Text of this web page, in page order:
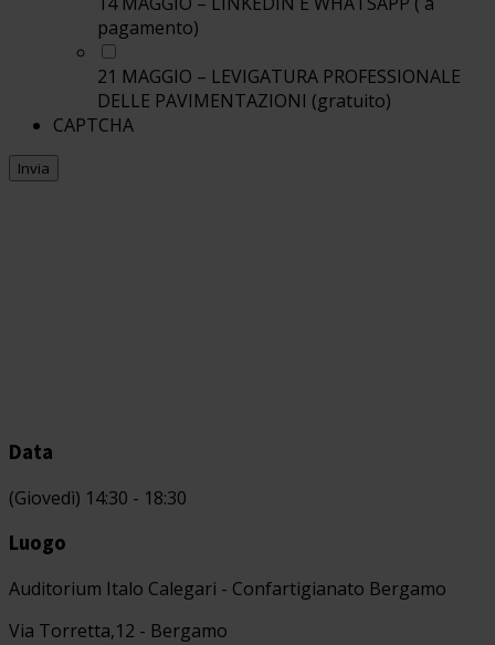
pagamento)
21 MAGGIO – LEVIGATURA PROFESSIONALE
DELLE PAVIMENTAZIONI (gratuito)
CAPTCHA
Data
(Giovedì) 14:30 - 18:30
Luogo
Auditorium Italo Calegari - Confartigianato Bergamo
Via Torretta,12 - Bergamo